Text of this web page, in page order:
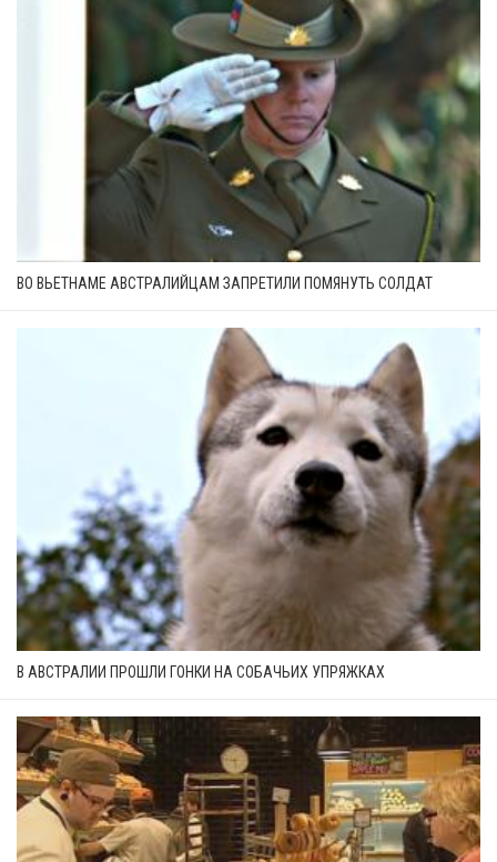
ВО ВЬЕТНАМЕ АВСТРАЛИЙЦАМ ЗАПРЕТИЛИ ПОМЯНУТЬ СОЛДАТ
В АВСТРАЛИИ ПРОШЛИ ГОНКИ НА СОБАЧЬИХ УПРЯЖКАХ